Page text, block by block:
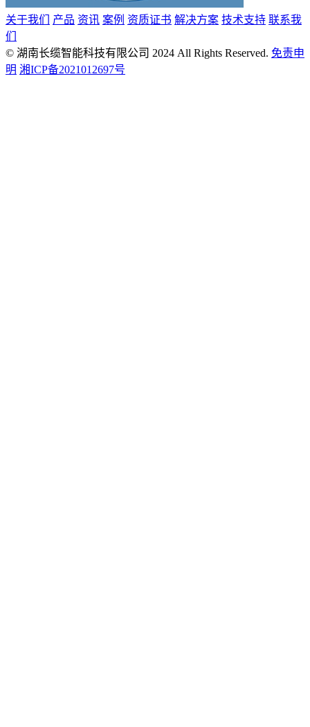
关于我们 产品 资讯 案例 资质证书 解决方案 技术支持 联系我
们
© 湖南长缆智能科技有限公司 2024 All Rights Reserved. 免责申
明 湘ICP备2021012697号